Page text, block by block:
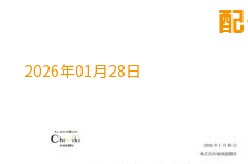
2026年01月28日